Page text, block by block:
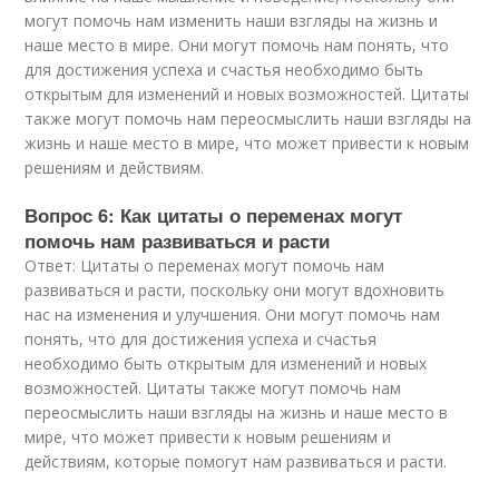
могут помочь нам изменить наши взгляды на жизнь и
наше место в мире. Они могут помочь нам понять, что
для достижения успеха и счастья необходимо быть
открытым для изменений и новых возможностей. Цитаты
также могут помочь нам переосмыслить наши взгляды на
жизнь и наше место в мире, что может привести к новым
решениям и действиям.
Вопрос 6: Как цитаты о переменах могут
помочь нам развиваться и расти
Ответ: Цитаты о переменах могут помочь нам
развиваться и расти, поскольку они могут вдохновить
нас на изменения и улучшения. Они могут помочь нам
понять, что для достижения успеха и счастья
необходимо быть открытым для изменений и новых
возможностей. Цитаты также могут помочь нам
переосмыслить наши взгляды на жизнь и наше место в
мире, что может привести к новым решениям и
действиям, которые помогут нам развиваться и расти.